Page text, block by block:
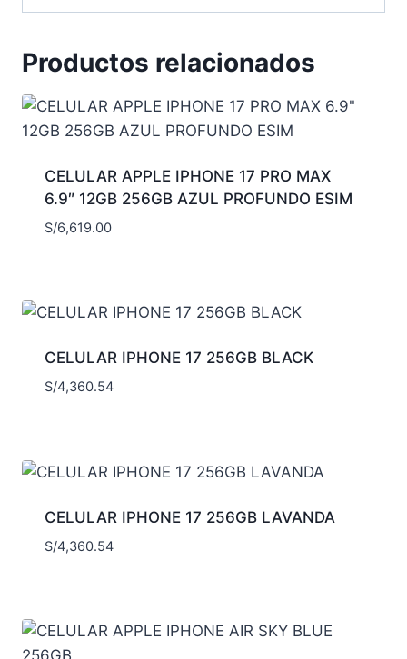
Productos relacionados
CELULAR APPLE IPHONE 17 PRO MAX
6.9″ 12GB 256GB AZUL PROFUNDO ESIM
S/6,619.00
CELULAR IPHONE 17 256GB BLACK
S/4,360.54
CELULAR IPHONE 17 256GB LAVANDA
S/4,360.54